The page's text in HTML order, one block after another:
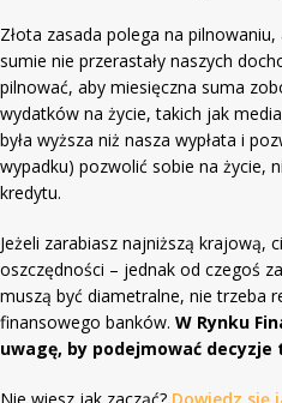
Złota zasada polega na
sumie nie przerastały naszych
pilnować, aby miesięczna suma
wydatków na życie, takich jak
była wyższa niż nasza wypłata i
wypadku) pozwolić sobie na życie,
kredytu.
Jeżeli zarabiasz najniższą krajową,
oszczędności – jednak od czegoś
muszą być diametralne, nie trzeba
finansowego banków. W Rynku
uwagę, by podejmować decyzje